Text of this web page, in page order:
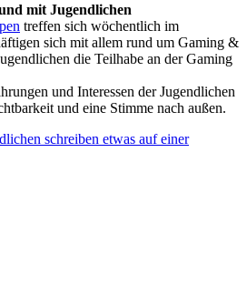
mit Jugendlichen
treffen sich wöchentlich im
sich mit allem rund um Gaming &
die Teilhabe an der Gaming
und Interessen der Jugendlichen
und eine Stimme nach außen.